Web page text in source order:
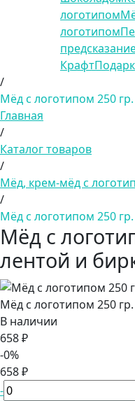
логотипом
логотипом
Крафт
/
Мёд с логотипом 250
Главная
/
Каталог товаров
/
Мёд, крем-мёд с
/
Мёд с логотипом 250
Мёд с
лентой и
Мёд с логотипом 250
В наличии
658 ₽
-0%
658 ₽
-